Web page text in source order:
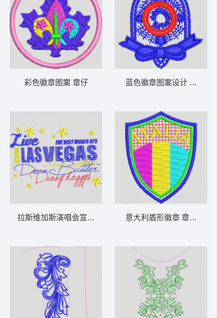
彩色徽章图案 章仔
拉斯维加斯演唱会宣传图 字母
蓝色徽章图案设计 章仔
意大利盾形徽章 章仔italia